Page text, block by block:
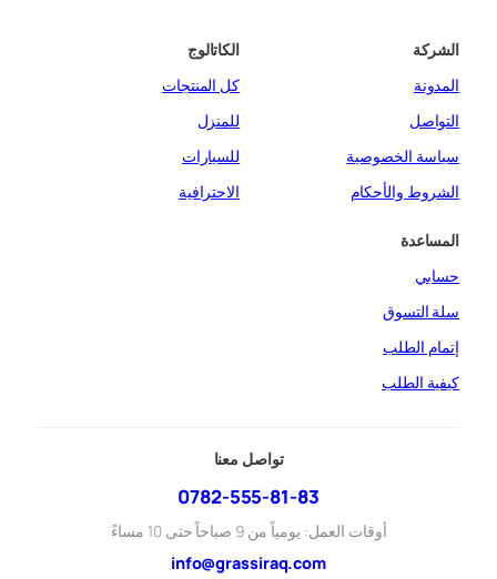
الشركة
المدونة
التواصل
سياسة الخصوصية
الشروط والأحكام
الكاتالوج
كل المنتجات
للمنزل
للسيارات
الاحترافية
المساعدة
حسابي
سلة التسوق
إتمام الطلب
كيفية الطلب
تواصل معنا
0782-555-81-83
أوقات العمل: يومياً من 9 صباحاً حتى 10 مساءً
info@grassiraq.com